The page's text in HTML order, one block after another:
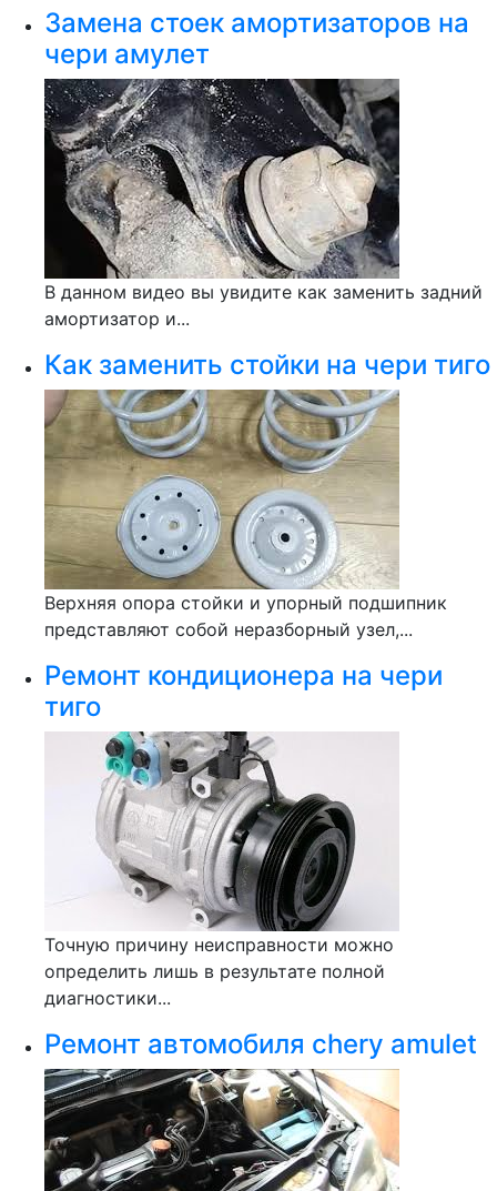
Замена стоек амортизаторов на
чери амулет
В данном видео вы увидите как заменить задний
амортизатор и...
Как заменить стойки на чери тиго
Верхняя опора стойки и упорный подшипник
представляют собой неразборный узел,...
Ремонт кондиционера на чери
тиго
Точную причину неисправности можно
определить лишь в результате полной
диагностики...
Ремонт автомобиля chery amulet